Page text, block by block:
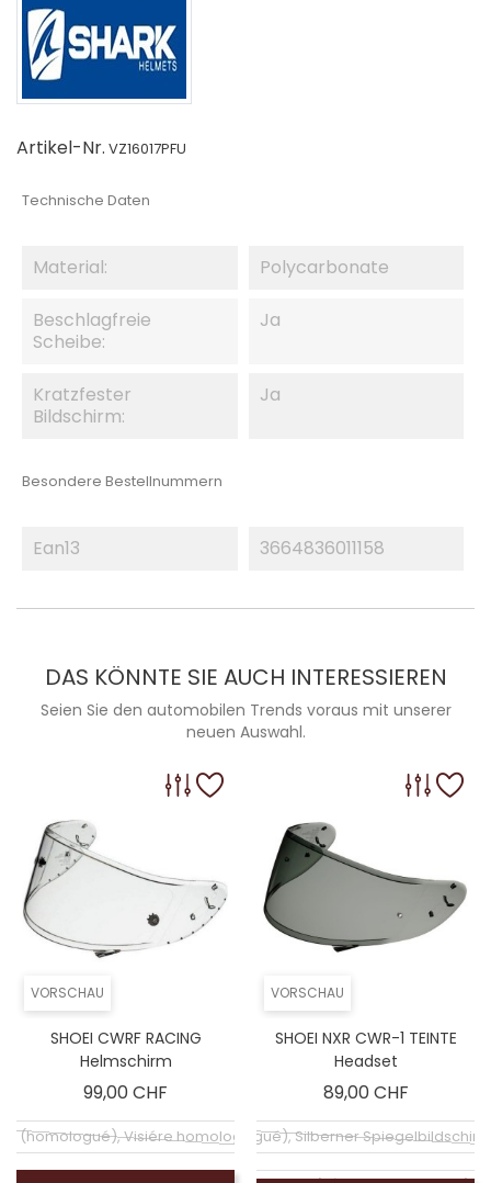
Artikel-Nr. VZ16017PFU
Technische Daten
Material: Polycarbonate
Beschlagfreie
Scheibe:
Ja
Kratzfester
Bildschirm:
Ja
Besondere Bestellnummern
Ean13 3664836011158
DAS KÖNNTE SIE AUCH INTERESSIEREN
Seien Sie den automobilen Trends voraus mit unserer
neuen Auswahl.
VORSCHAU
SHOEI CWRF RACING
Helmschirm
99,00 CHF
(homologué), Visiére homologuée (EXE-2206)
VORSCHAU
SHOEI NXR CWR-1 TEINTE
Headset
89,00 CHFPreis
Coloré (non homologué), Silberner